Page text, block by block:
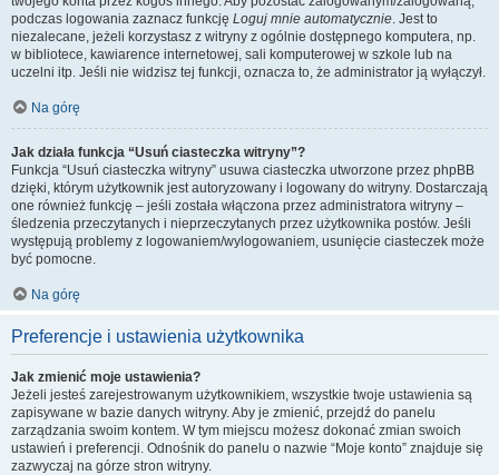
podczas logowania zaznacz funkcję Loguj mnie automatycznie. Jest to
niezalecane, jeżeli korzystasz z witryny z ogólnie dostępnego komputera, np.
w bibliotece, kawiarence internetowej, sali komputerowej w szkole lub na
uczelni itp. Jeśli nie widzisz tej funkcji, oznacza to, że administrator ją wyłączył.
Na górę
Jak działa funkcja “Usuń ciasteczka witryny”?
Funkcja “Usuń ciasteczka witryny” usuwa ciasteczka utworzone przez phpBB
dzięki, którym użytkownik jest autoryzowany i logowany do witryny. Dostarczają
one również funkcję – jeśli została włączona przez administratora witryny –
śledzenia przeczytanych i nieprzeczytanych przez użytkownika postów. Jeśli
występują problemy z logowaniem/wylogowaniem, usunięcie ciasteczek może
być pomocne.
Na górę
Preferencje i ustawienia użytkownika
Jak zmienić moje ustawienia?
Jeżeli jesteś zarejestrowanym użytkownikiem, wszystkie twoje ustawienia są
zapisywane w bazie danych witryny. Aby je zmienić, przejdź do panelu
zarządzania swoim kontem. W tym miejscu możesz dokonać zmian swoich
ustawień i preferencji. Odnośnik do panelu o nazwie “Moje konto” znajduje się
zazwyczaj na górze stron witryny.